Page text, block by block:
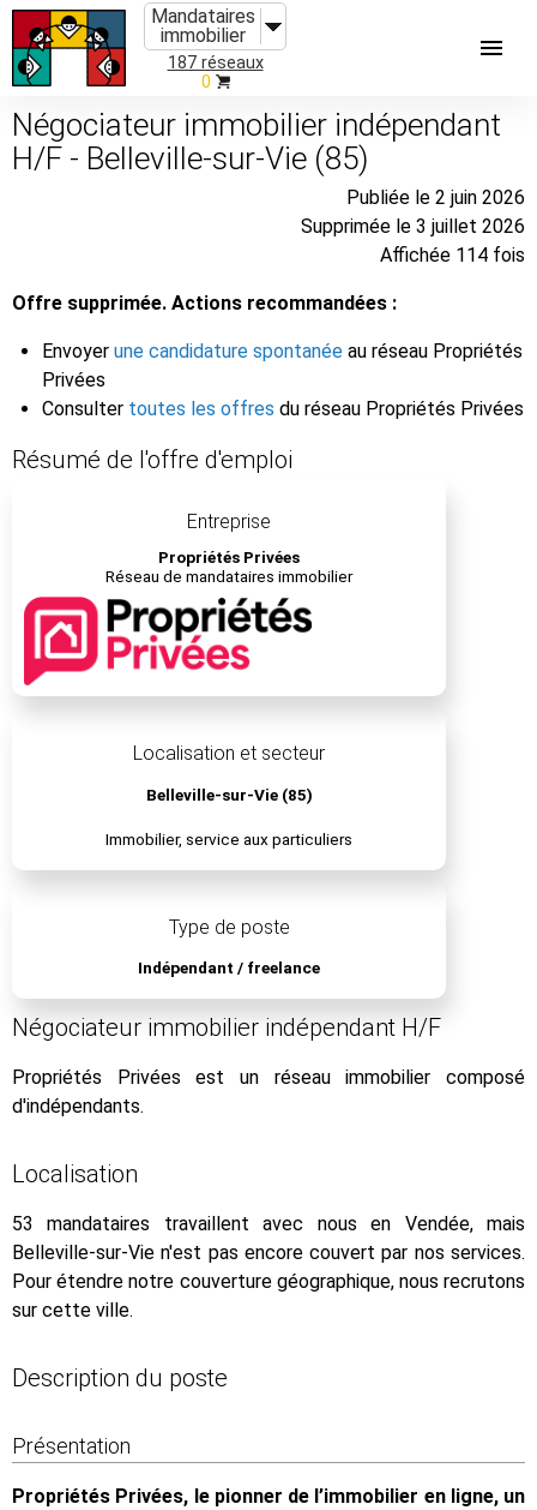
Mandataires
immobilier
187 réseaux
0
Négociateur immobilier indépendant
H/F - Belleville-sur-Vie (85)
Publiée le 2 juin 2026
Supprimée le 3 juillet 2026
Affichée 114 fois
Offre supprimée. Actions recommandées :
Envoyer une candidature spontanée au réseau Propriétés
Privées
Consulter toutes les offres du réseau Propriétés Privées
Résumé de l'offre d'emploi
Entreprise
Propriétés Privées
Réseau de mandataires immobilier
Localisation et secteur
Belleville-sur-Vie (85)
Immobilier, service aux particuliers
Type de poste
Indépendant / freelance
Négociateur immobilier indépendant H/F
Propriétés Privées est un réseau immobilier composé
d'indépendants.
Localisation
53 mandataires travaillent avec nous en Vendée, mais
Belleville-sur-Vie n'est pas encore couvert par nos services.
Pour étendre notre couverture géographique, nous recrutons
sur cette ville.
Description du poste
Présentation
Propriétés Privées, le pionner de l’immobilier en ligne, un